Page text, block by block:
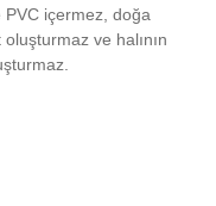
içermez, doğa
ve halının